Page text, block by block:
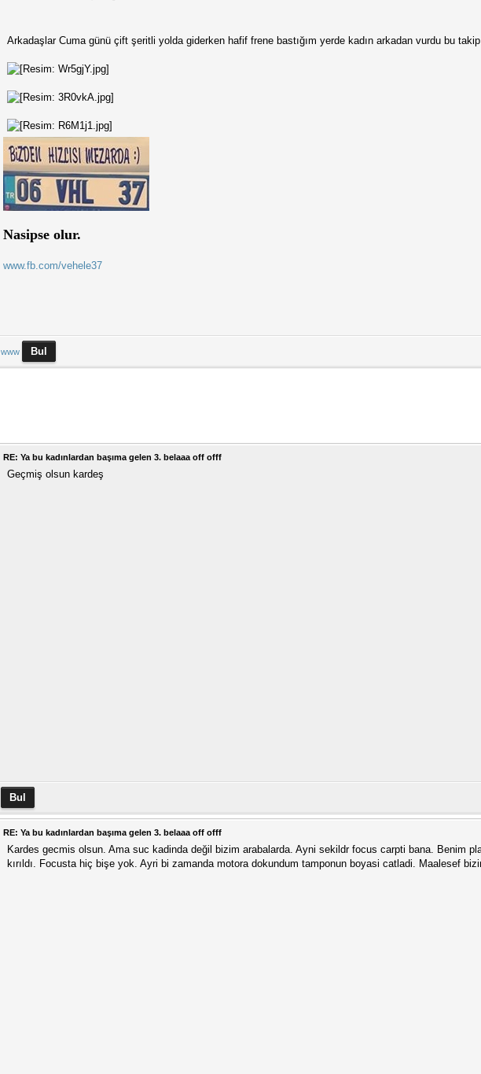
Arkadaşlar Cuma günü çift şeritli yolda giderken hafif frene bastığım yerde kadın arkadan vurdu bu
Nasipse olur.
www.fb.com/vehele37
www
RE: Ya bu kadınlardan başıma gelen 3. belaaa off offf
Geçmiş olsun kardeş
RE: Ya bu kadınlardan başıma gelen 3. belaaa off offf
Kardes gecmis olsun. Ama suc kadinda değil bizim arabalarda. Ayni sekildr focus carpti bana. Benim
kırıldı. Focusta hiç bişe yok. Ayri bi zamanda motora dokundum tamponun boyasi catladi. Maalesef